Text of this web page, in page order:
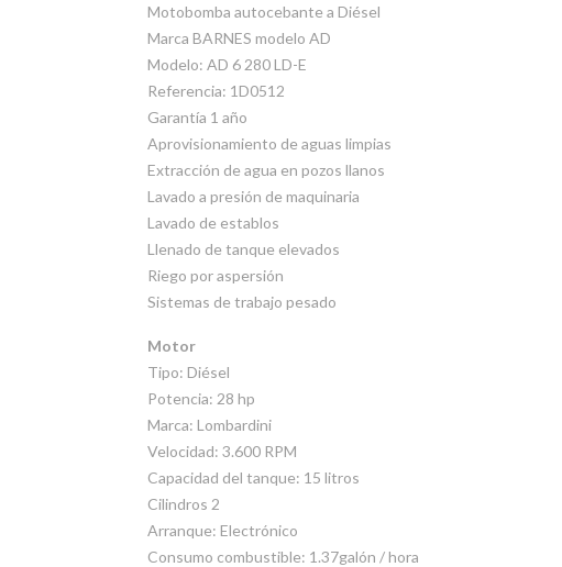
Motobomba autocebante a Diésel
Marca BARNES modelo AD
Modelo: AD 6 280 LD-E
Referencia: 1D0512
Garantía 1 año
Aprovisionamiento de aguas limpias
Extracción de agua en pozos llanos
Lavado a presión de maquinaria
Lavado de establos
Llenado de tanque elevados
Riego por aspersión
Sistemas de trabajo pesado
Motor
Tipo: Diésel
Potencia: 28 hp
Marca: Lombardini
Velocidad: 3.600 RPM
Capacidad del tanque: 15 litros
Cilindros 2
Arranque: Electrónico
Consumo combustible: 1.37galón / hora